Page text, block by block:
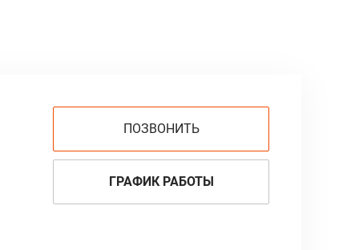
ПОЗВОНИТЬ
ГРАФИК РАБОТЫ